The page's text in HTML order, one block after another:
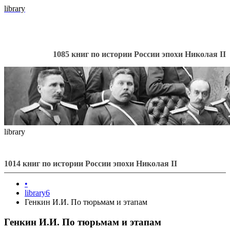
library
1085 книг по истории России эпохи Николая II
library
1014 книг по истории России эпохи Николая II
•
library6
Генкин И.И. По тюрьмам и этапам
Генкин И.И. По тюрьмам и этапам